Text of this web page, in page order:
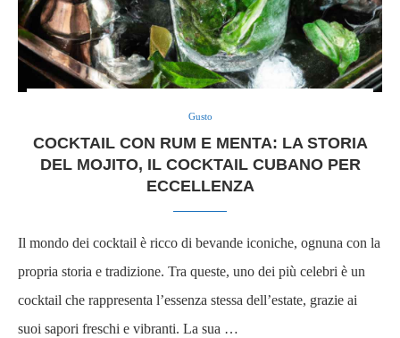
Gusto
COCKTAIL CON RUM E MENTA: LA STORIA
DEL MOJITO, IL COCKTAIL CUBANO PER
ECCELLENZA
Il mondo dei cocktail è ricco di bevande iconiche, ognuna con la
propria storia e tradizione. Tra queste, uno dei più celebri è un
cocktail che rappresenta l’essenza stessa dell’estate, grazie ai
suoi sapori freschi e vibranti. La sua …